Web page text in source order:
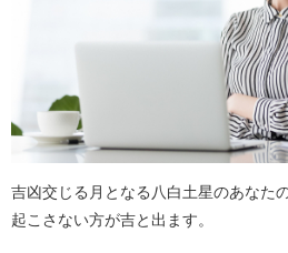
吉凶交じる月となる八白土星のあなた
起こさない方が吉と出ます。